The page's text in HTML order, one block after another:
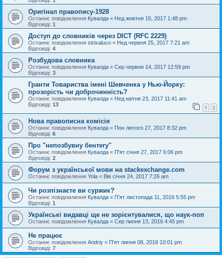
Оригінал правопису-1928
Останнє повідомлення Кувалда « Нед жовтня 15, 2017 1:48 pm
Відповіді: 1
Доступ до словників через DICT (RFC 2229)
Останнє повідомлення strixaluco « Нед червня 25, 2017 7:21 am
Відповіді: 4
Розбудова словника
Останнє повідомлення Кувалда « Сер червня 14, 2017 12:59 pm
Відповіді: 3
Гранти Товариства імені Шевченка у Нью-Йорку:
прозорість чи доброчинність?
Останнє повідомлення Кувалда « Нед квітня 23, 2017 11:41 am
Відповіді: 13 1 2
Нова правописна комісія
Останнє повідомлення Кувалда « Пон лютого 27, 2017 8:32 pm
Відповіді: 6
Про "непозбувну бентегу"
Останнє повідомлення Кувалда « П'ят січня 27, 2017 6:06 pm
Відповіді: 2
Форум з української мови на stackexchange.com
Останнє повідомлення Yola « Вів січня 24, 2017 7:26 am
Чи розпізнаєте ви суржик?
Останнє повідомлення Кувалда « П'ят листопада 11, 2016 5:55 pm
Відповіді: 1
Українські видавці ще не зорієнтувалися, що наук-поп
Останнє повідомлення Кувалда « Сер липня 13, 2016 4:45 pm
Не працює
Останнє повідомлення Andriy « П'ят липня 08, 2016 10:01 pm
Відповіді: 7